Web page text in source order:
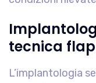
tecnica
L’implantologia